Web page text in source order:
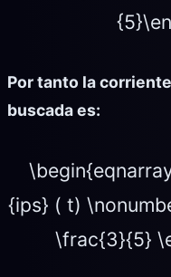
Por tanto la
buscada es:
{ips} ( t)
\frac{3}{5}